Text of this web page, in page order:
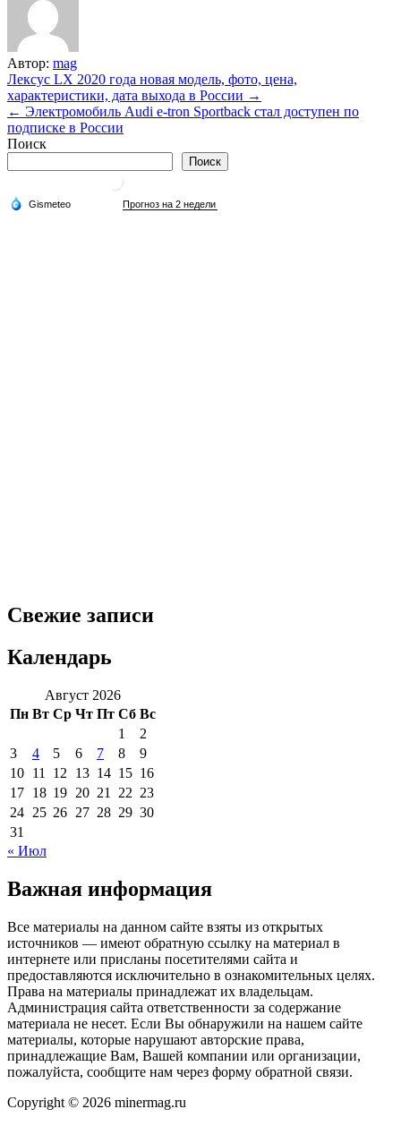
Автор: mag
Навигация
по
записям
Лексус LX 2020 года новая модель, фото, цена,
характеристики, дата выхода в России →
← Электромобиль Audi e-tron Sportback стал доступен по
подписке в России
Поиск
Поиск
Свежие записи
Календарь
Август 2026
Пн Вт Ср Чт Пт Сб Вс
1
2
3
4 5 6 7 8
9
10 11 12 13 14 15 16
17 18 19 20 21 22 23
24 25 26 27 28 29 30
31
« Июл
Важная информация
Все материалы на данном сайте взяты из открытых
источников — имеют обратную ссылку на материал в
интернете или присланы посетителями сайта и
предоставляются исключительно в ознакомительных целях.
Права на материалы принадлежат их владельцам.
Администрация сайта ответственности за содержание
материала не несет. Если Вы обнаружили на нашем сайте
материалы, которые нарушают авторские права,
принадлежащие Вам, Вашей компании или организации,
пожалуйста, сообщите нам через форму обратной связи.
Copyright © 2026 minermag.ru